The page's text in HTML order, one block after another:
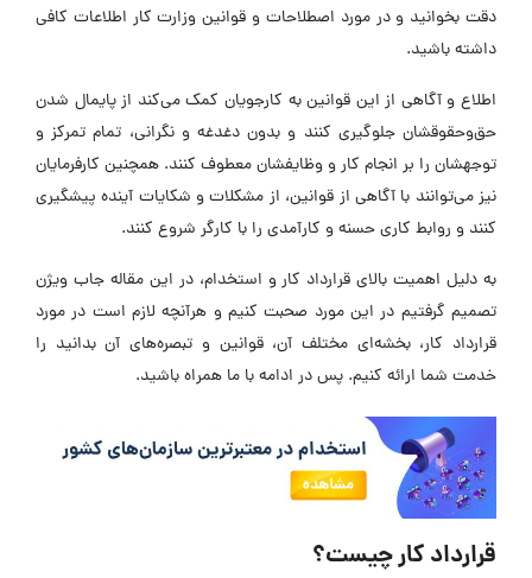
دقت بخوانید و در مورد اصطلاحات و قوانین وزارت کار اطلاعات کافی
داشته باشید.
اطلاع و آگاهی از این قوانین به کارجویان کمک می‌کند از پایمال شدن
حق‌وحقوقشان جلوگیری کنند و بدون دغدغه و نگرانی، تمام تمرکز و
توجهشان را بر انجام کار و وظایفشان معطوف کنند. همچنین کارفرمایان
نیز می‌توانند با آگاهی از قوانین، از مشکلات و شکایات آینده پیشگیری
کنند و روابط کاری حسنه و کارآمدی را با کارگر شروع کنند.
به دلیل اهمیت بالای قرارداد کار و استخدام، در این مقاله جاب ویژن
تصمیم گرفتیم در این مورد صحبت کنیم و هرآنچه لازم است در مورد
قرارداد کار، بخشه‌ای مختلف آن، قوانین و تبصره‌های آن بدانید را
خدمت شما ارائه کنیم. پس در ادامه با ما همراه باشید.
قرارداد کار چیست؟